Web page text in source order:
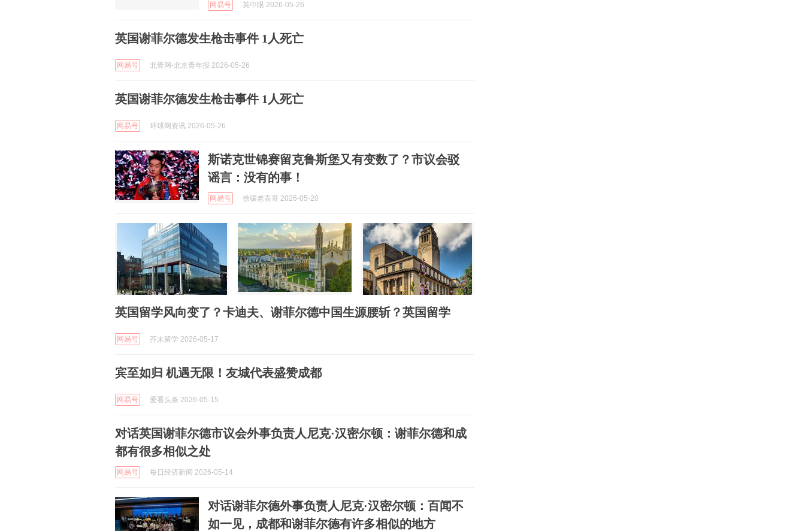
网易号 英中眼 2026-05-26
英国谢菲尔德发生枪击事件 1人死亡
网易号 北青网-北京青年报 2026-05-26
英国谢菲尔德发生枪击事件 1人死亡
网易号 环球网资讯 2026-05-26
斯诺克世锦赛留克鲁斯堡又有变数了？市议会驳
谣言：没有的事！
网易号 徐骧老表哥 2026-05-20
英国留学风向变了？卡迪夫、谢菲尔德中国生源腰斩？英国留学
网易号 芥末留学 2026-05-17
宾至如归 机遇无限！友城代表盛赞成都
网易号 爱看头条 2026-05-15
对话英国谢菲尔德市议会外事负责人尼克·汉密尔顿：谢菲尔德和成
都有很多相似之处
网易号 每日经济新闻 2026-05-14
对话谢菲尔德外事负责人尼克·汉密尔顿：百闻不
如一见，成都和谢菲尔德有许多相似的地方